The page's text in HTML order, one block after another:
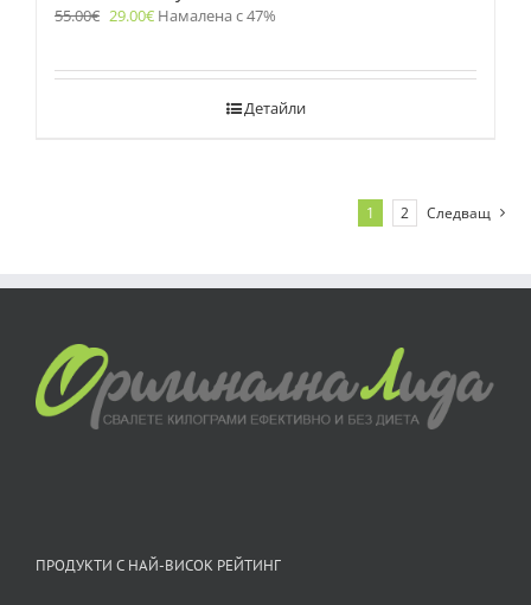
55.00€ 29.00€ Намалена с 47%
Детайли
1 2 Следващ
ПРОДУКТИ С НАЙ-ВИСОК РЕЙТИНГ